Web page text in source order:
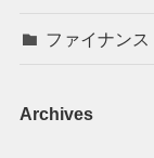
ファイナンス
Archives